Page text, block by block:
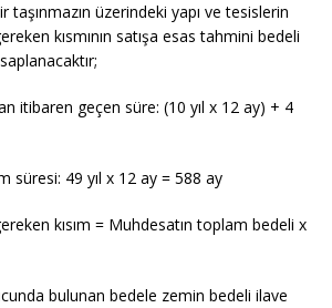
taşınmazın üzerindeki yapı ve tesislerin
kısmının satışa esas tahmini bedeli
itibaren geçen süre: (10 yıl x 12 ay) + 4
süresi: 49 yıl x 12 ay = 588 ay
kısım = Muhdesatın toplam bedeli x
bulunan bedele zemin bedeli ilave